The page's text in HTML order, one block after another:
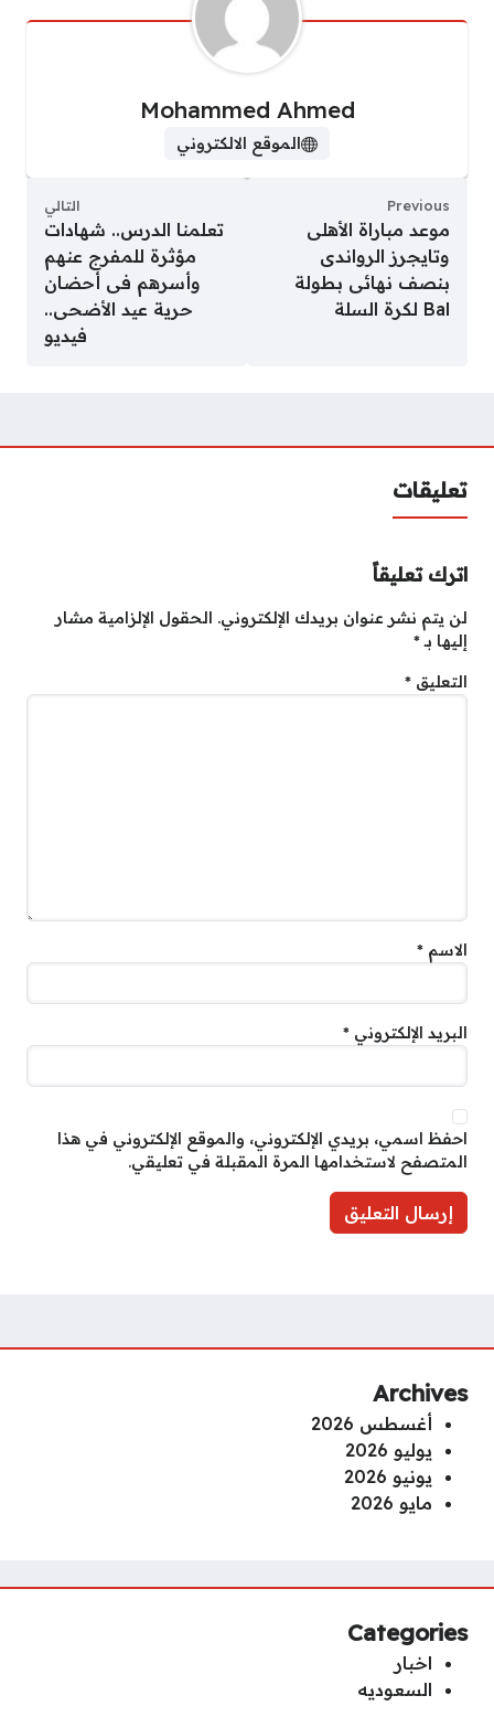
Mohammed Ahmed
الموقع الالكتروني
Previous
موعد مباراة الأهلى
وتايجرز الرواندى
بنصف نهائى بطولة
Bal لكرة السلة
التالي
تعلمنا الدرس.. شهادات
مؤثرة للمفرج عنهم
وأسرهم فى أحضان
حرية عيد الأضحى..
فيديو
تعليقات
اترك تعليقاً
لن يتم نشر عنوان بريدك الإلكتروني. الحقول الإلزامية مشار
إليها بـ*
التعليق *
الاسم *
البريد الإلكتروني *
احفظ اسمي، بريدي الإلكتروني، والموقع الإلكتروني في هذا
المتصفح لاستخدامها المرة المقبلة في تعليقي.
Archives
أغسطس 2026
يوليو 2026
يونيو 2026
مايو 2026
Categories
اخبار
السعوديه